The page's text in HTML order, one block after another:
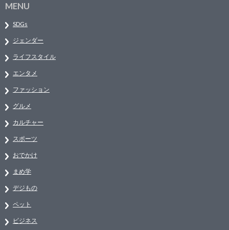
MENU
SDGs
ジェンダー
ライフスタイル
エンタメ
ファッション
グルメ
カルチャー
スポーツ
おでかけ
まめ学
デジもの
ペット
ビジネス